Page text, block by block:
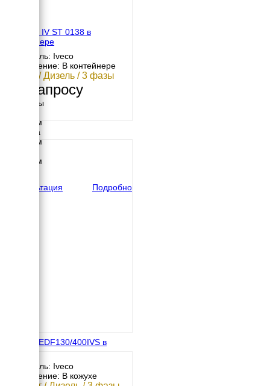
EMSA E IV ST 0138 в
контейнере
Двигатель: Iveco
Исполнение: В контейнере
99 кВт / Дизель / 3 фазы
По запросу
Размеры
4000 мм
Ширина
2350 мм
2500 мм
Консультация
Подробно
Energo EDF130/400IVS в
Двигатель: Iveco
Исполнение: В кожухе